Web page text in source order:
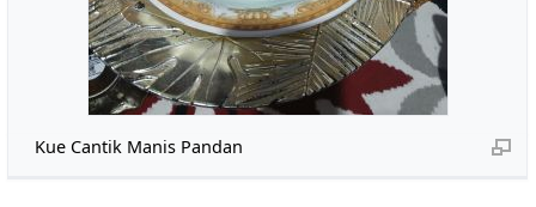
Kue Cantik Manis Pandan